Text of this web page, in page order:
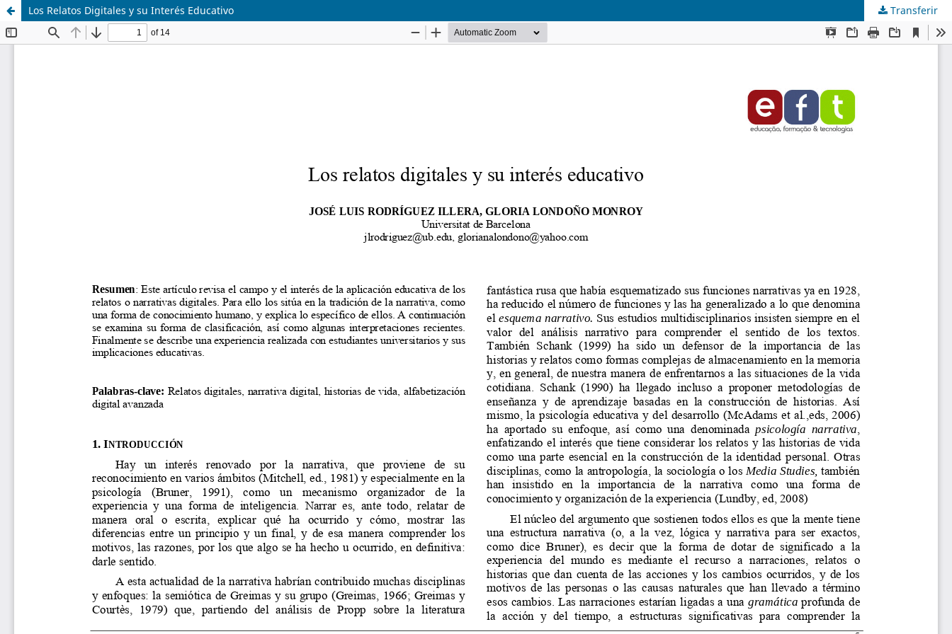
Los Relatos Digitales y su Interés Educativo Transferir